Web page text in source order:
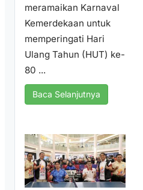
meramaikan Karnaval
Kemerdekaan untuk
memperingati Hari
Ulang Tahun (HUT) ke-
80 ...
Baca Selanjutnya